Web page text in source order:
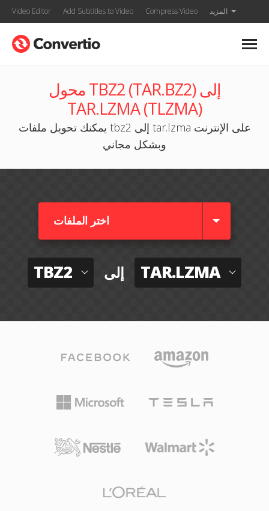
Video Editor Add Subtitles to Video Compress Video المزيد
محول TBZ2 (TAR.BZ2) إلى
TAR.LZMA (TLZMA)
يمكنك تحويل ملفات tbz2 إلى tar.lzma على الإنترنت
وبشكل مجاني
اختر الملفات
TBZ2 إلى TAR.LZMA